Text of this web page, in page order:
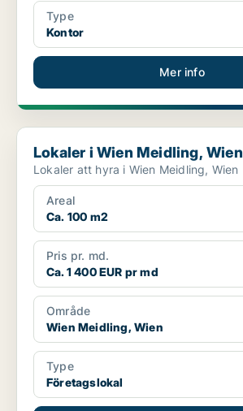
Type
Kontor
Mer info
Lokaler i Wien Meidling, Wien
Lokaler i Wien Meidling, Wien
Lokaler att hyra i Wien Meidling, Wien
Areal
Ca. 100 m2
Pris pr. md.
Ca. 1 400 EUR pr md
Område
Wien Meidling, Wien
Type
Företagslokal